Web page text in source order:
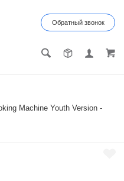
Обратный звонок
Machine Youth Version -